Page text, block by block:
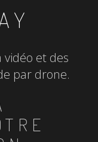
vidéo et des
par drone.